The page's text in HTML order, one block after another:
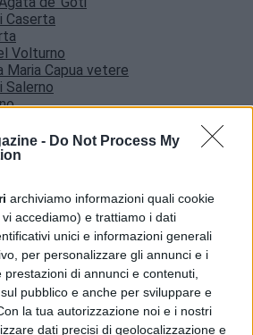
- Do Not Process My
archiviamo informazioni quali cookie
accediamo) e trattiamo i dati
unici e informazioni generali
per personalizzare gli annunci e i
di annunci e contenuti,
pubblico e anche per sviluppare e
la tua autorizzazione noi e i nostri
dati precisi di geolocalizzazione e
Caserta
Volturno
Maria Capua vetere
Salerno
allerta meteo fino alle 21: l’avviso del